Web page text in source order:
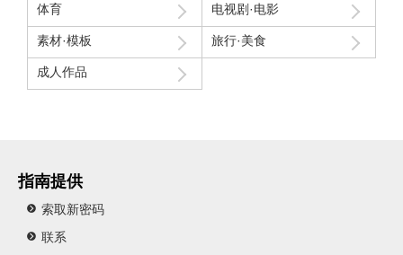
体育 电视剧·电影
素材·模板 旅行·美食
成人作品
指南提供
索取新密码
联系